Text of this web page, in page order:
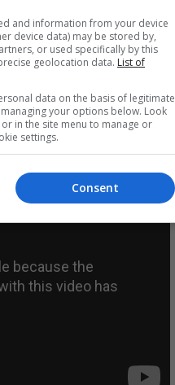
i regjistruar i
është 400 mijë.
gati në mars të vitit
and information from your device
device data) may be stored by,
or used specifically by this
geolocation data. List of
data on the basis of legitimate
your options below. Look
in the site menu to manage or
settings.
Consent